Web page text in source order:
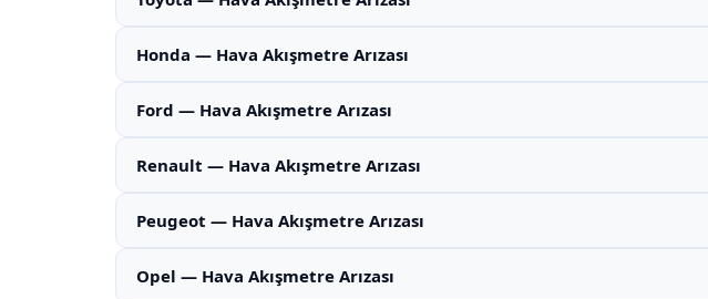
Honda — Hava Akışmetre Arızası
Ford — Hava Akışmetre Arızası
Renault — Hava Akışmetre Arızası
Peugeot — Hava Akışmetre Arızası
Opel — Hava Akışmetre Arızası